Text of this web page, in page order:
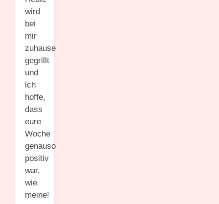
wird
bei
mir
zuhause
gegrillt
und
ich
hoffe,
dass
eure
Woche
genauso
positiv
war,
wie
meine!